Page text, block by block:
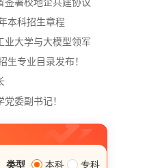
本科招生章程
业大学与大模型领军
生专业目录发布！
委副书记！